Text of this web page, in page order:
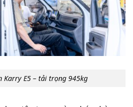
Karry E5 – tải trọng 945kg